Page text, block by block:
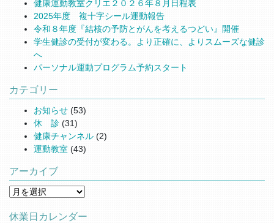
健康運動教室クリエ２０２６年８月日程表
2025年度 複十字シール運動報告
令和８年度『結核の予防とがんを考えるつどい』開催
学生健診の受付が変わる。より正確に、よりスムーズな健診
へ
パーソナル運動プログラム予約スタート
カテゴリー
お知らせ (53)
休 診 (31)
健康チャンネル (2)
運動教室 (43)
アーカイブ
アーカイブ
休業日カレンダー